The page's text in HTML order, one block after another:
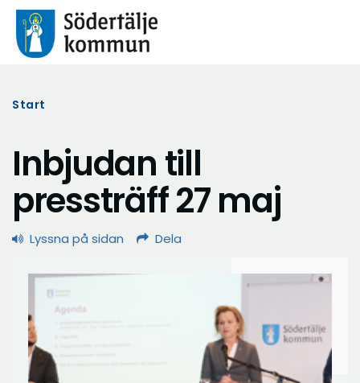
Start
Inbjudan till
pressträff 27 maj
Lyssna på sidan Dela